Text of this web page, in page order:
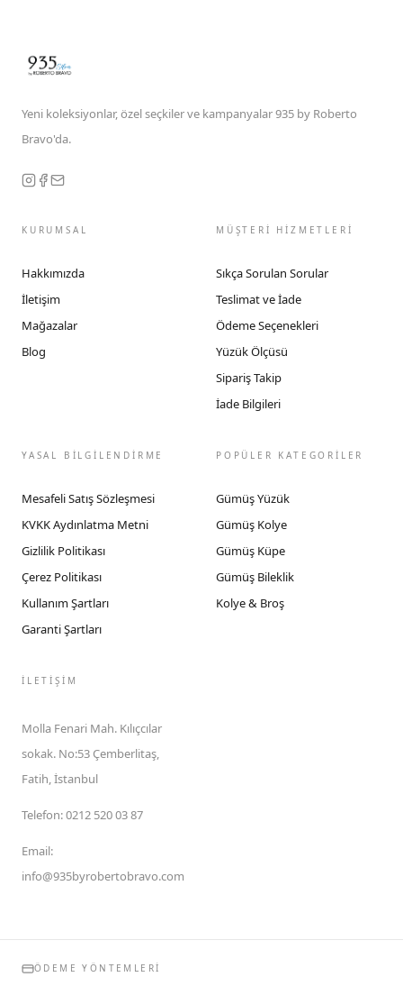
Yeni koleksiyonlar, özel seçkiler ve kampanyalar 935 by Roberto
Bravo'da.
KURUMSAL
Hakkımızda
İletişim
Mağazalar
Blog
MÜŞTERİ HİZMETLERİ
Sıkça Sorulan Sorular
Teslimat ve İade
Ödeme Seçenekleri
Yüzük Ölçüsü
Sipariş Takip
İade Bilgileri
YASAL BİLGİLENDİRME
Mesafeli Satış Sözleşmesi
KVKK Aydınlatma Metni
Gizlilik Politikası
Çerez Politikası
Kullanım Şartları
Garanti Şartları
POPÜLER KATEGORİLER
Gümüş Yüzük
Gümüş Kolye
Gümüş Küpe
Gümüş Bileklik
Kolye & Broş
İLETIŞIM
Molla Fenari Mah. Kılıçcılar
sokak. No:53 Çemberlitaş,
Fatih, İstanbul
Telefon:0212 520 03 87
Email:
info@935byrobertobravo.com
ÖDEME YÖNTEMLERI